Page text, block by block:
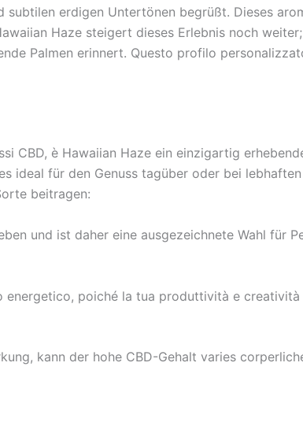
erdigen Untertönen begrüßt. Dieses
Haze steigert dieses Erlebnis noch
Palmen erinnert. Questo profilo
è Hawaiian Haze ein einzigartig
ideal für den Genuss tagüber oder bei
beitragen:
und ist daher eine ausgezeichnete Wahl für
poiché la tua produttività e
kann der hohe CBD-Gehalt varies